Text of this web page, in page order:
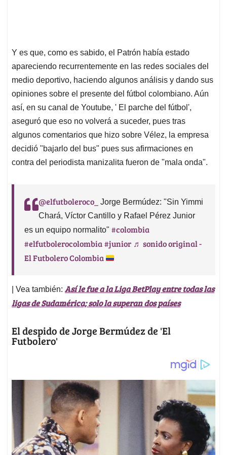
Y es que, como es sabido, el Patrón había estado
apareciendo recurrentemente en las redes sociales del
medio deportivo, haciendo algunos análisis y dando sus
opiniones sobre el presente del fútbol colombiano. Aún
así, en su canal de Youtube, ' El parche del fútbol',
aseguró que eso no volverá a suceder, pues tras
algunos comentarios que hizo sobre Vélez, la empresa
decidió "bajarlo del bus" pues sus afirmaciones en
contra del periodista manizalita fueron de "mala onda".
@elfutboleroco_
Jorge Bermúdez: "Sin Yimmi
Chará, Víctor Cantillo y Rafael Pérez Junior
es un equipo normalito" #colombia
#elfutbolerocolombia#junior ♬ sonido original -
El Futbolero Colombia
| Vea también: Así le fue a la Liga BetPlay entre todas las
ligas de Sudamérica; solo la superan dos países
El despido de Jorge Bermúdez de 'El
Futbolero'